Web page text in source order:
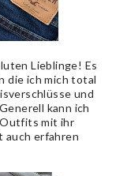
Lieblinge! Es
die ich mich total
und
kann ich
Outfits mit ihr
auch erfahren